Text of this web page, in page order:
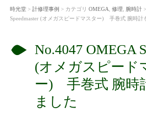
時光堂 > 計修理事例 > カテゴリ OMEGA 修理 腕時計
Speedmaster (オメガスピードマスター) 手巻式 腕時計
No.4047 OMEGA
(オメガスピード
ー) 手巻式 腕時
ました